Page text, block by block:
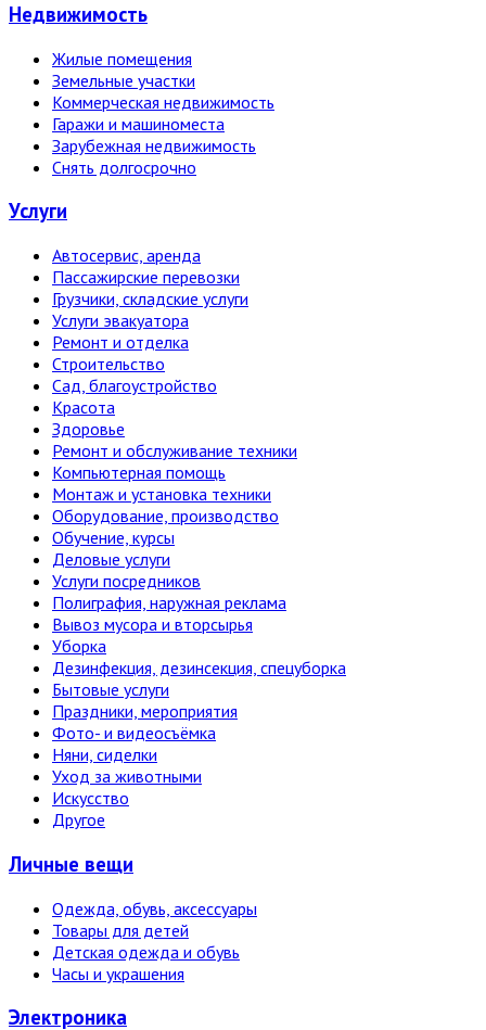
Недвижи­мость
Жилые помещения
Земельные участки
Коммерческая недвижимость
Гаражи и машиноместа
Зарубежная недвижимость
Снять долгосрочно
Услуги
Автосервис, аренда
Пассажирские перевозки
Грузчики, складские услуги
Услуги эвакуатора
Ремонт и отделка
Строительство
Сад, благоустройство
Красота
Здоровье
Ремонт и обслуживание техники
Компьютерная помощь
Монтаж и установка техники
Оборудование, производство
Обучение, курсы
Деловые услуги
Услуги посредников
Полиграфия, наружная реклама
Вывоз мусора и вторсырья
Уборка
Дезинфекция, дезинсекция, спецуборка
Бытовые услуги
Праздники, мероприятия
Фото- и видеосъёмка
Няни, сиделки
Уход за животными
Искусство
Другое
Личные вещи
Одежда, обувь, аксессуары
Товары для детей
Детская одежда и обувь
Часы и украшения
Электро­ника